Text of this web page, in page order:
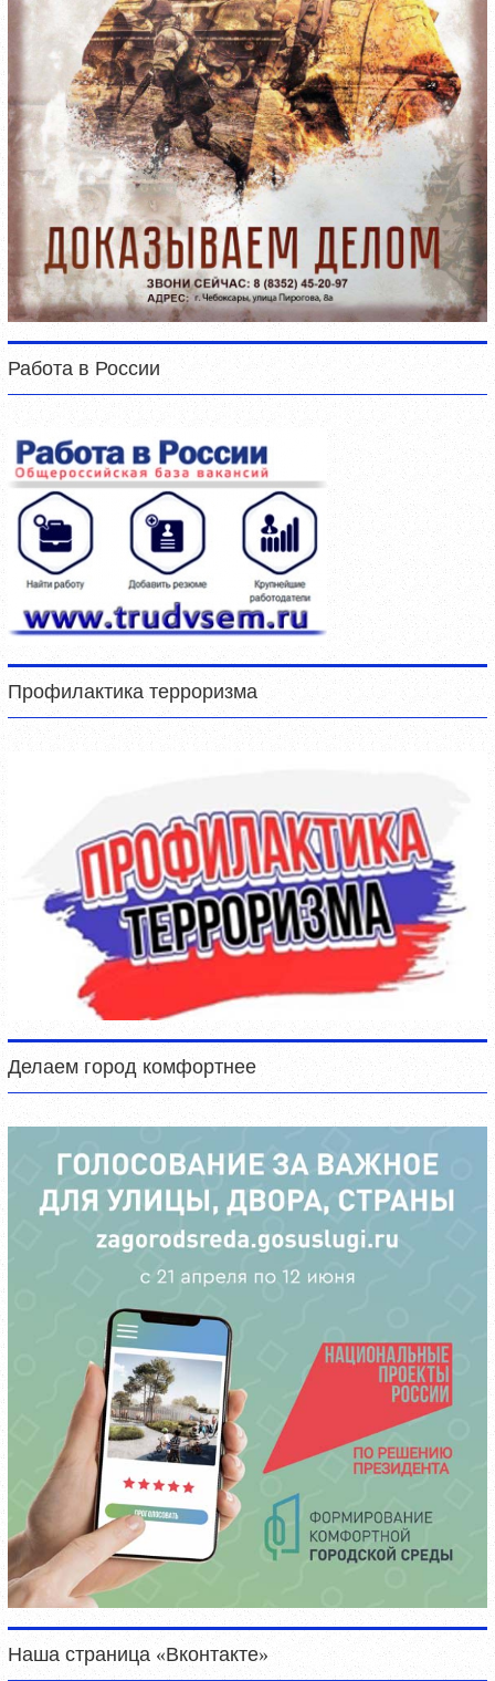
Работа в России
Профилактика терроризма
Делаем город комфортнее
Наша страница «Вконтакте»